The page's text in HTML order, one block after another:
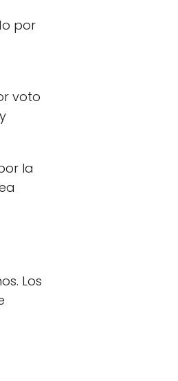
por
voto
la
Los